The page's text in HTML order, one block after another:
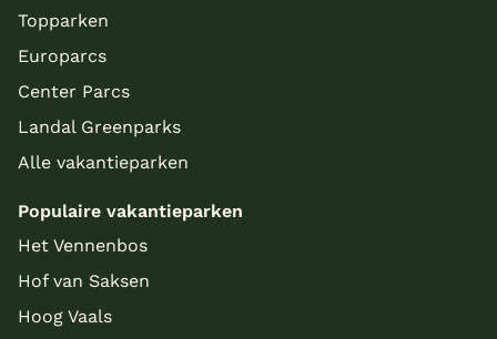
Meer inladen
Topparken
Europarcs
Center Parcs
Landal Greenparks
Alle vakantieparken
Populaire vakantieparken
Het Vennenbos
Hof van Saksen
Hoog Vaals